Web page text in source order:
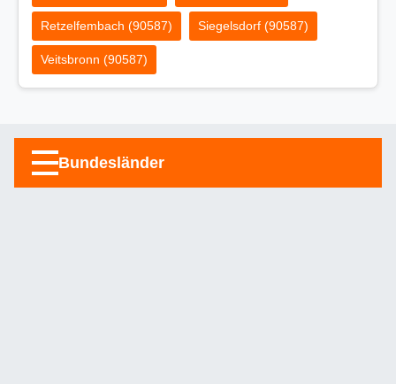
Retzelfembach (90587) Siegelsdorf (90587)
Veitsbronn (90587)
Bundesländer